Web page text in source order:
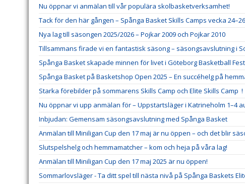
Nu öppnar vi anmälan till vår populära skolbasketverksamhet!
Tack för den här gången – Spånga Basket Skills Camps vecka 24–26
Nya lag till säsongen 2025/2026 – Pojkar 2009 och Pojkar 2010
Tillsammans firade vi en fantastisk säsong – säsongsavslutning i
Spånga Basket skapade minnen för livet i Göteborg Basketball
Spånga Basket på Basketshop Open 2025 – En succéhelg på
Starka förebilder på sommarens Skills Camp och Elite Skills Camp !
Nu öppnar vi upp anmälan för – Uppstartsläger i Katrineholm 1–4
Inbjudan: Gemensam säsongsavslutning med Spånga Basket
Anmälan till Miniligan Cup den 17 maj är nu öppen – och det blir
Slutspelshelg och hemmamatcher – kom och heja på våra lag!
Anmälan till Miniligan Cup den 17 maj 2025 är nu öppen!
Sommarlovsläger - Ta ditt spel till nästa nivå på Spånga Baskets